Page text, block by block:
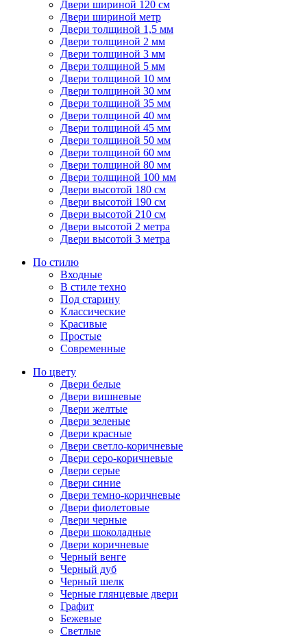
Двери шириной 120 см
Двери шириной метр
Двери толщиной 1,5 мм
Двери толщиной 2 мм
Двери толщиной 3 мм
Двери толщиной 5 мм
Двери толщиной 10 мм
Двери толщиной 30 мм
Двери толщиной 35 мм
Двери толщиной 40 мм
Двери толщиной 45 мм
Двери толщиной 50 мм
Двери толщиной 60 мм
Двери толщиной 80 мм
Двери толщиной 100 мм
Двери высотой 180 см
Двери высотой 190 см
Двери высотой 210 см
Двери высотой 2 метра
Двери высотой 3 метра
По стилю
Входные
В стиле техно
Под старину
Классические
Красивые
Простые
Современные
По цвету
Двери белые
Двери вишневые
Двери желтые
Двери зеленые
Двери красные
Двери светло-коричневые
Двери серо-коричневые
Двери серые
Двери синие
Двери темно-коричневые
Двери фиолетовые
Двери черные
Двери шоколадные
Двери коричневые
Черный венге
Черный дуб
Черный шелк
Черные глянцевые двери
Графит
Бежевые
Светлые